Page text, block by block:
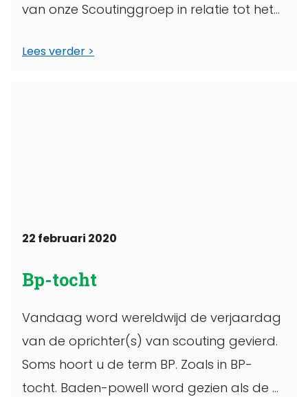
van onze Scoutinggroep in relatie tot het
alle ...
Lees verder
22 februari 2020
Bp-tocht
Vandaag word wereldwijd de verjaardag
van de oprichter(s) van scouting gevierd.
Soms hoort u de term BP. Zoals in BP-
tocht. Baden-powell word gezien als de ...